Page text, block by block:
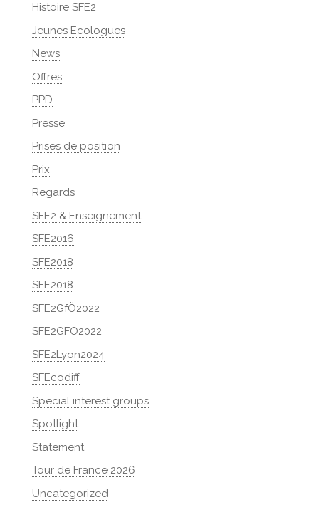
Histoire SFE2
Jeunes Ecologues
News
Offres
PPD
Presse
Prises de position
Prix
Regards
SFE2 & Enseignement
SFE2016
SFE2018
SFE2018
SFE2GfÖ2022
SFE2GFÖ2022
SFE2Lyon2024
SFEcodiff
Special interest groups
Spotlight
Statement
Tour de France 2026
Uncategorized